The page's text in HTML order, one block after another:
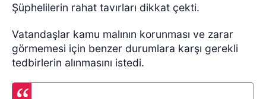
Şüphelilerin rahat tavırları dikkat çekti.
Vatandaşlar kamu malının korunması ve zarar
görmemesi için benzer durumlara karşı gerekli
tedbirlerin alınmasını istedi.